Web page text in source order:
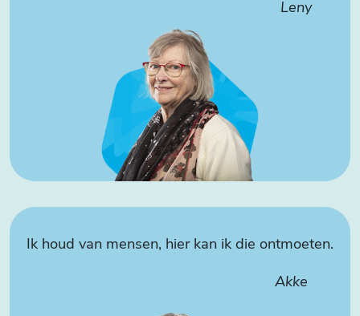
Leny
Ik houd van mensen, hier kan ik die ontmoeten.
Akke